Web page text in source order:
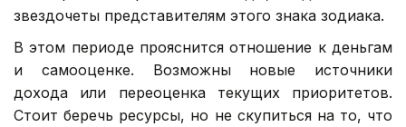
звездочеты представителям этого знака зодиака.
В этом периоде прояснится отношение к деньгам
и самооценке. Возможны новые источники
дохода или переоценка текущих приоритетов.
Стоит беречь ресурсы, но не скупиться на то, что